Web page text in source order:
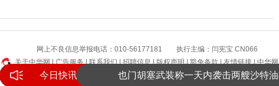
网上不良信息举报电话：010-56177181 执行主编：闫宪宝 CN066
关于中华网 | 广告服务 | 联系我们 | 招聘信息 | 版权声明 | 豁免条款 | 友情链接 | 中华
版权所有 中华网
今日快讯
提高警惕！绷紧暑期护娃安全这根弦
景区增设网红打卡景观 受访者感觉“不搭
也门胡塞武装称一天内袭击两艘沙特